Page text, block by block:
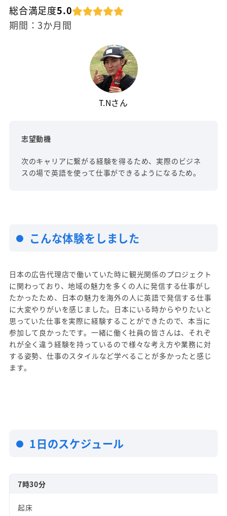
総合満足度5.0
期間：3か月間
T.Nさん
志望動機
次のキャリアに繋がる経験を得るため、実際のビジネ
スの場で英語を使って仕事ができるようになるため。
こんな体験をしました
日本の広告代理店で働いていた時に観光関係のプロジェクト
に関わっており、地域の魅力を多くの人に発信する仕事がし
たかったため、日本の魅力を海外の人に英語で発信する仕事
に大変やりがいを感じました。日本にいる時からやりたいと
思っていた仕事を実際に経験することができたので、本当に
参加して良かったです。一緒に働く社員の皆さんは、それぞ
れが全く違う経験を持っているので様々な考え方や業務に対
する姿勢、仕事のスタイルなど学べることが多かったと感じ
ます。
1日のスケジュール
7時30分
起床